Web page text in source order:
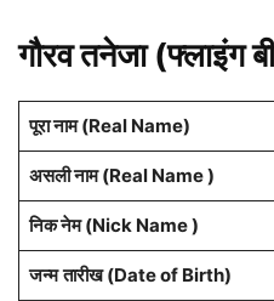
गौरव तनेजा (फ्लाइंग
पूरा नाम (Real Name)
असली नाम (Real Name )
निक नेम (Nick Name )
जन्म तारीख (Date of Birth)